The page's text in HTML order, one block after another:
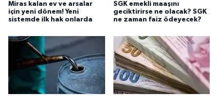
Miras kalan ev ve arsalar
için yeni dönem! Yeni
sistemde ilk hak onlarda
SGK emekli maaşını
geciktirirse ne olacak? SGK
ne zaman faiz ödeyecek?